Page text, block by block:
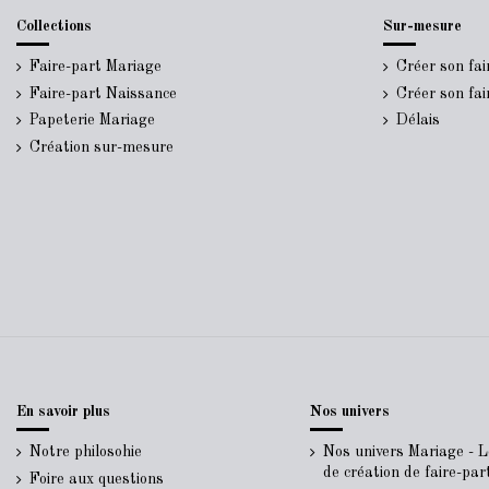
Collections
Faire-part Mariage
Faire-part Naissance
Papeterie Mariage
Création sur-mesure
Sur-mesure
Créer son
Créer son
Délais
En savoir plus
Notre philosohie
Foire aux questions
Nos univers
Nos univers Mariage -
de création de faire-